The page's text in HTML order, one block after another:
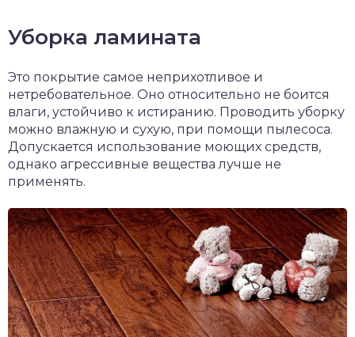
Уборка ламината
Это покрытие самое неприхотливое и
нетребовательное. Оно относительно не боится
влаги, устойчиво к истиранию. Проводить уборку
можно влажную и сухую, при помощи пылесоса.
Допускается использование моющих средств,
однако агрессивные вещества лучше не
применять.